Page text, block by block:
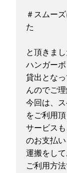
＃スムー
た
と頂きまし
ハンガー
貸出とな
んのでご
今回は、
をご利用
サービス
のお支払い
運搬をし
ご利用方法